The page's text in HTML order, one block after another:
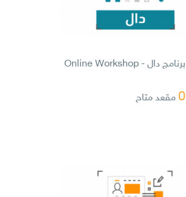
برنامج دال - Online Workshop
0 مقعد متاح